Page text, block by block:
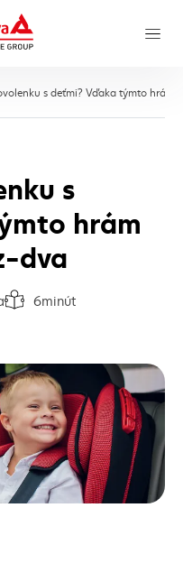
s deťmi? Vďaka týmto hrám
s
hrám
dva
Čas na prečítanie článku:
6minút